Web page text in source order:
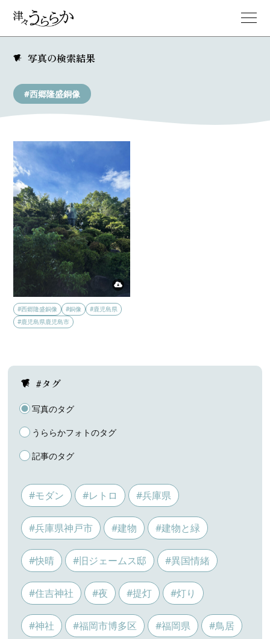
写真の検索結果
#西郷隆盛銅像
#西郷隆盛銅像 #銅像
#鹿児島県
#鹿児島県鹿児島市
#タグ
写真のタグ
うららかフォトのタグ
記事のタグ
#モダン #レトロ #兵庫県
#兵庫県神戸市 #建物 #建物と緑
#快晴 #旧ジェームス邸 #異国情緒
#住吉神社 #夜 #提灯 #灯り
#神社 #福岡市博多区 #福岡県 #鳥居